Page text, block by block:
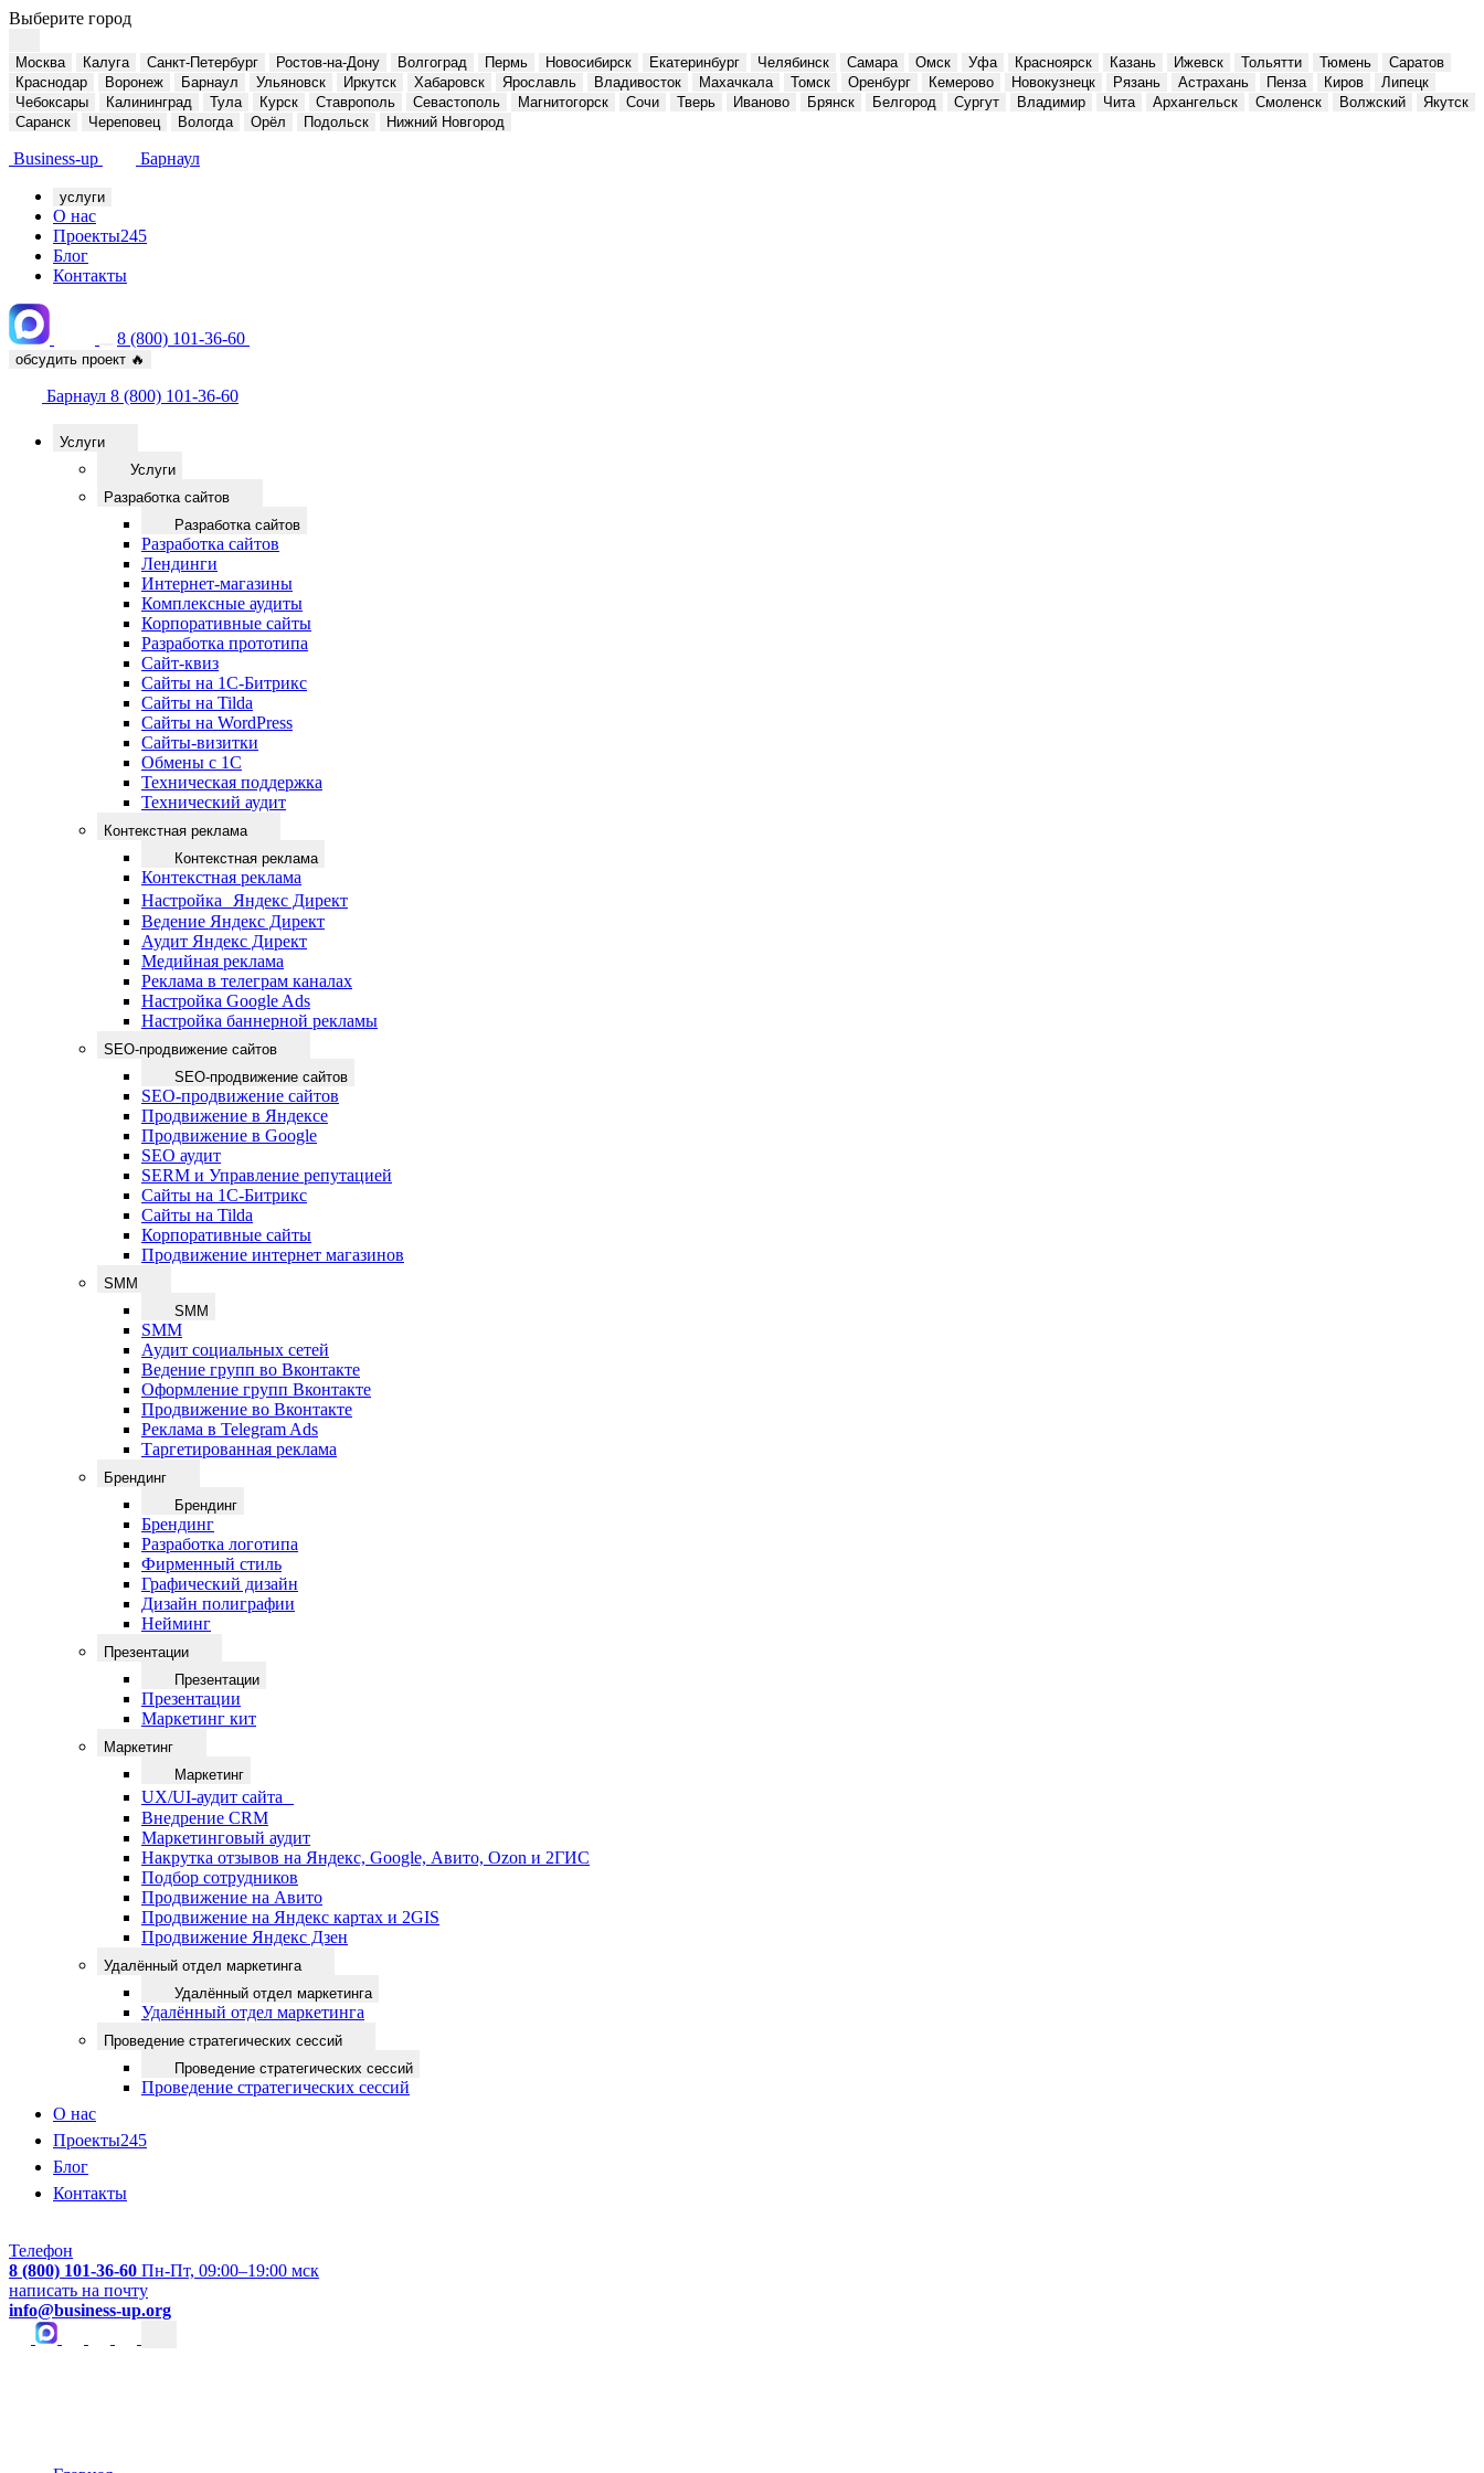
Выберите город
Москва Калуга Санкт-Петербург Ростов-на-Дону Волгоград Пермь Новосибирск Екатеринбург Челябинск Самара Омск Уфа Красноярск Казань Ижевск Тольятти Тюмень
Саратов
Краснодар
Воронеж Барнаул Ульяновск Иркутск Хабаровск Ярославль Владивосток Махачкала Томск Оренбург Кемерово Новокузнецк Рязань Астрахань Пенза Киров
Липецк
Чебоксары
Калининград Тула Курск Ставрополь Севастополь Магнитогорск Сочи Тверь Иваново Брянск Белгород Сургут Владимир Чита Архангельск Смоленск Волжский
Якутск
Саранск
Череповец Вологда Орёл Подольск Нижний Новгород
Business-up Барнаул
услуги
О нас
Проекты245
Блог
Контакты
8 (800) 101-36-60
обсудить проект 🔥
Барнаул 8 (800) 101-36-60
Услуги
Услуги
Разработка сайтов
Разработка сайтов
Разработка сайтов
Лендинги
Интернет-магазины
Комплексные аудиты
Корпоративные сайты
Разработка прототипа
Сайт-квиз
Сайты на 1С-Битрикс
Сайты на Tilda
Сайты на WordPress
Сайты-визитки
Обмены с 1С
Техническая поддержка
Технический аудит
Контекстная реклама
Контекстная реклама
Контекстная реклама
Настройка Яндекс Директ
Ведение Яндекс Директ
Аудит Яндекс Директ
Медийная реклама
Реклама в телеграм каналах
Настройка Google Ads
Настройка баннерной рекламы
SEO-продвижение сайтов
SEO-продвижение сайтов
SEO-продвижение сайтов
Продвижение в Яндексе
Продвижение в Google
SEO аудит
SERM и Управление репутацией
Сайты на 1С-Битрикс
Сайты на Tilda
Корпоративные сайты
Продвижение интернет магазинов
SMM
SMM
SMM
Аудит социальных сетей
Ведение групп во Вконтакте
Оформление групп Вконтакте
Продвижение во Вконтакте
Реклама в Telegram Ads
Таргетированная реклама
Брендинг
Брендинг
Брендинг
Разработка логотипа
Фирменный стиль
Графический дизайн
Дизайн полиграфии
Нейминг
Презентации
Презентации
Презентации
Маркетинг кит
Маркетинг
Маркетинг
UX/UI-аудит сайта
Внедрение CRM
Маркетинговый аудит
Накрутка отзывов на Яндекс, Google, Авито, Ozon и 2ГИС
Подбор сотрудников
Продвижение на Авито
Продвижение на Яндекс картах и 2GIS
Продвижение Яндекс Дзен
Удалённый отдел маркетинга
Удалённый отдел маркетинга
Удалённый отдел маркетинга
Проведение стратегических сессий
Проведение стратегических сессий
Проведение стратегических сессий
О нас
Проекты245
Блог
Контакты
Телефон
8 (800) 101-36-60 Пн-Пт, 09:00–19:00 мск
написать на почту
info@business-up.org